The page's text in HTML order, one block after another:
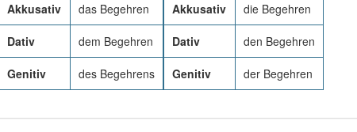
Akkusativ das Begehren
Dativ dem Begehren
Genitiv des Begehrens
Akkusativ die Begehren
Dativ den Begehren
Genitiv der Begehren